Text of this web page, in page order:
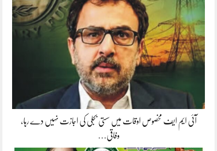
آئی ایم ایف مخصوص اوقات میں سستی بجلی کی اجازت نہیں دے رہا،
وفاقی…